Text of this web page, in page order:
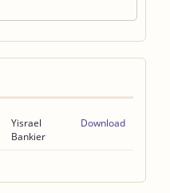
Yisrael
Bankier
Download